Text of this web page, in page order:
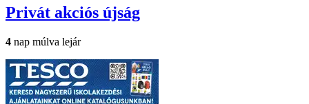
Privát akciós újság
4 nap múlva lejár